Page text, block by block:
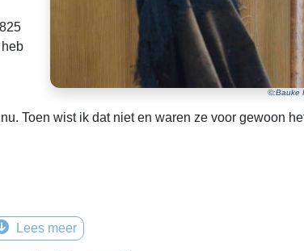
©:Bauke
Toen wist ik dat niet en waren ze voor gewoon
Lees meer